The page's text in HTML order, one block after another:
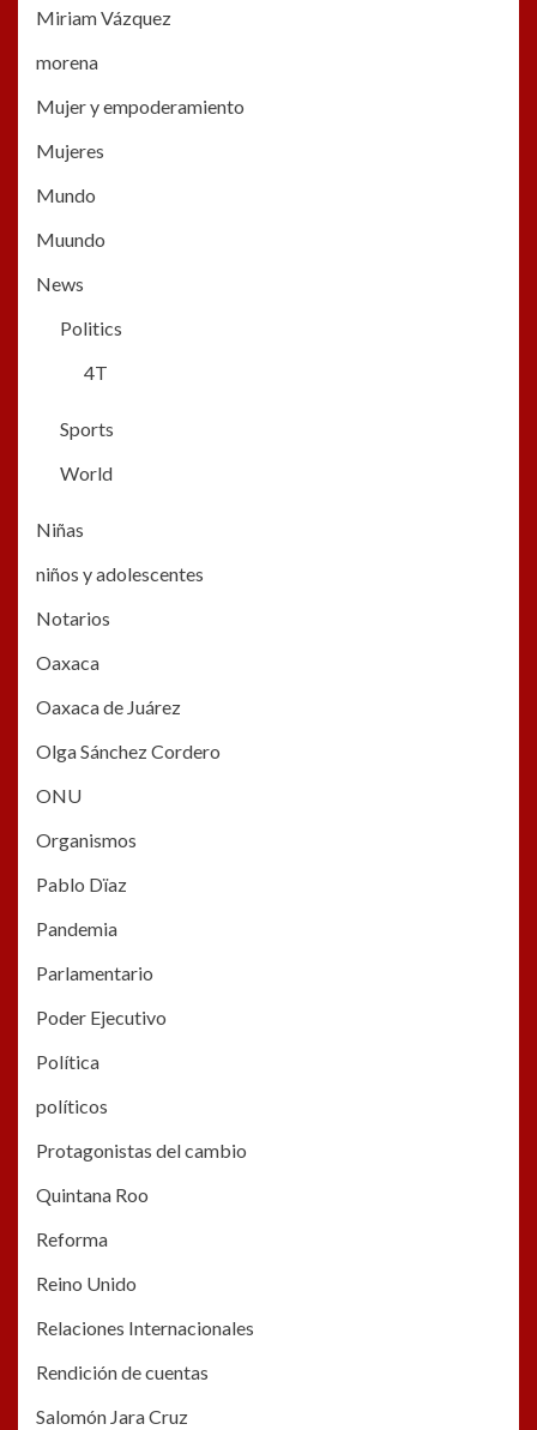
Miriam Vázquez
morena
Mujer y empoderamiento
Mujeres
Mundo
Muundo
News
Politics
4T
Sports
World
Niñas
niños y adolescentes
Notarios
Oaxaca
Oaxaca de Juárez
Olga Sánchez Cordero
ONU
Organismos
Pablo Dïaz
Pandemia
Parlamentario
Poder Ejecutivo
Política
políticos
Protagonistas del cambio
Quintana Roo
Reforma
Reino Unido
Relaciones Internacionales
Rendición de cuentas
Salomón Jara Cruz